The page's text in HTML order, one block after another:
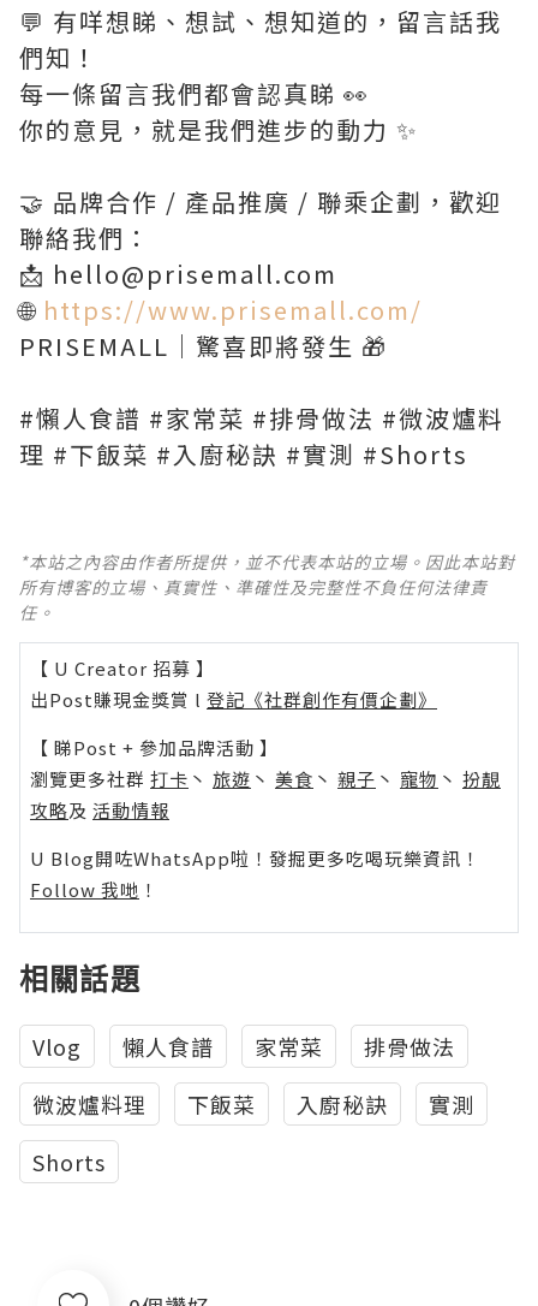
💬 有咩想睇、想試、想知道的，留言話我
們知！
每一條留言我們都會認真睇 👀
你的意見，就是我們進步的動力 ✨
🤝 品牌合作 / 產品推廣 / 聯乘企劃，歡迎
聯絡我們：
📩 hello@prisemall.com
🌐 https://www.prisemall.com/
PRISEMALL｜驚喜即將發生 🎁
#懶人食譜 #家常菜 #排骨做法 #微波爐料
理 #下飯菜 #入廚秘訣 #實測 #Shorts
*本站之內容由作者所提供，並不代表本站的立場。因此本站對
所有博客的立場、真實性、準確性及完整性不負任何法律責
任。
【 U Creator 招募 】
出Post賺現金獎賞 l 登記《社群創作有價企劃》
【 睇Post + 參加品牌活動 】
瀏覽更多社群 打卡 丶 旅遊 丶 美食 丶 親子 丶 寵物 丶 扮靚
攻略及 活動情報
U Blog開咗WhatsApp啦！發掘更多吃喝玩樂資訊！
Follow 我哋 ！
相關話題
Vlog 懶人食譜 家常菜
排骨做法
微波爐料理
下飯菜 入廚秘訣
實測
Shorts